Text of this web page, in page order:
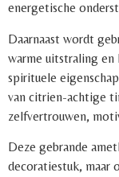
energetische
Daarnaast wordt
warme uitstraling
spirituele
van citrien-achtige
zelfvertrouwen,
Deze gebrande
decoratiestuk, maar